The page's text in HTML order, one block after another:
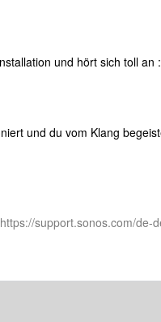
und hört sich toll an
und du vom Klang
support.sonos.com/de-